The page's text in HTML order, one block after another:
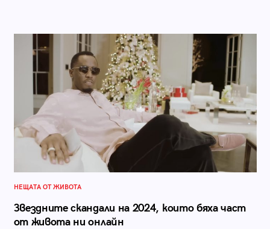
НЕЩАТА ОТ ЖИВОТА
Звездните скандали на 2024, които бяха част
от живота ни онлайн